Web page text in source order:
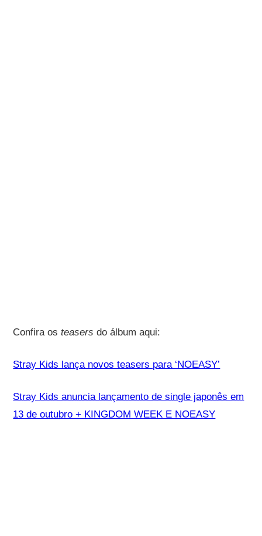
Confira osteasers do álbum aqui:
Stray Kids lança novos teasers para ‘NOEASY’
Stray Kids anuncia lançamento de single japonês em
13 de outubro + KINGDOM WEEK E NOEASY